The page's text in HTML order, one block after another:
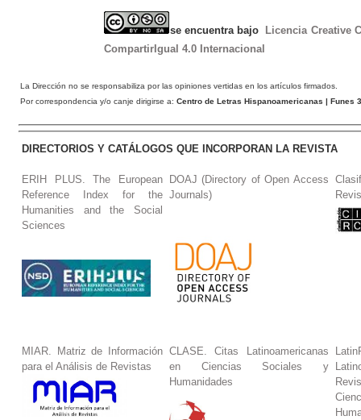
se encuentra bajo
Licencia Creative
CompartirIgual 4.0 Internacional
La Dirección no se responsabiliza por las opiniones vertidas en los artículos firmados.
Por correspondencia y/o canje dirigirse a: Centro de Letras Hispanoamericanas | Funes
DIRECTORIOS Y CATÁLOGOS QUE INCORPORAN LA REVISTA
ERIH PLUS. The European
Reference Index for the
Humanities and the Social
Sciences
DOAJ (Directory of Open Access
Journals)
MIAR. Matriz de Información
para el Análisis de Revistas
CLASE. Citas Latinoamericanas
en Ciencias Sociales y
Humanidades